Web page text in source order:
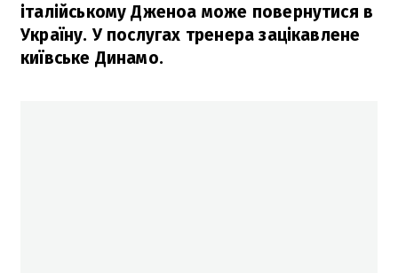
італійському Дженоа може повернутися в
Україну. У послугах тренера зацікавлене
київське Динамо.